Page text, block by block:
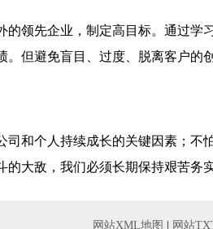
的领先企业，制定高目标。通过学
但避免盲目、过度、脱离客户的创
和个人持续成长的关键因素；不
大敌，我们必须长期保持艰苦务
网站XML地图 网站